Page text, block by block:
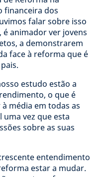
financeira dos
falar sobre isso
é animador ver jovens
a demonstrarem
face à reforma que é
estudo estão a
o que é
média em todas as
uma vez que esta
sobre as suas
entendimento
estar a mudar.